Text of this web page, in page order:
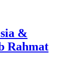
&
Rahmat